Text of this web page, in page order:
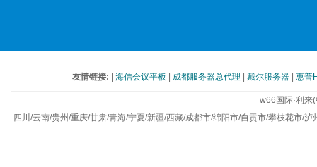
友情链接: |海信会议平板 | 成都服务器总代理 |戴尔服务器 |惠普
w66国际·利
四川/云南/贵州/重庆/甘肃/青海/宁夏/新疆/西藏/成都市/绵阳市/自贡市/攀枝花市/泸州